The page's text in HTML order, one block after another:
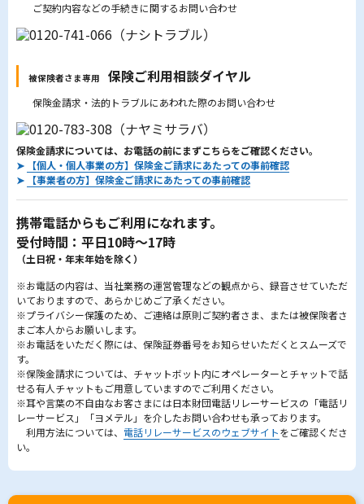
ご契約内容などの手続きに関するお問い合わせ
被保険者さま専用 保険ご利用相談ダイヤル
保険金請求・法的トラブルにあわれた際のお問い合わせ
保険金請求については、お電話の前にまずこちらをご確認ください。
➤
【個人・個人事業の方】保険金ご請求にあたっての事前確認
➤
【事業者の方】保険金ご請求にあたっての事前確認
携帯電話からもご利用になれます。
受付時間：平日10時～17時
（土日祝・年末年始を除く）
※お電話の内容は、当社業務の運営管理などの観点から、録音させていただ
いておりますので、あらかじめご了承ください。
※プライバシー保護のため、ご連絡は原則ご契約者さま、または被保険者さ
まご本人からお願いします。
※お電話をいただく際には、保険証券番号をお知らせいただくとスムーズで
す。
※保険金請求については、チャットボット内にオペレーターとチャットで話
せる有人チャットもご用意していますのでご利用ください。
※耳や言葉の不自由なお客さまには日本財団電話リレーサービスの「電話リ
レーサービス」「ヨメテル」を介したお問い合わせも承っております。
利用方法については、 電話リレーサービスのウェブサイトをご確認くださ
い。